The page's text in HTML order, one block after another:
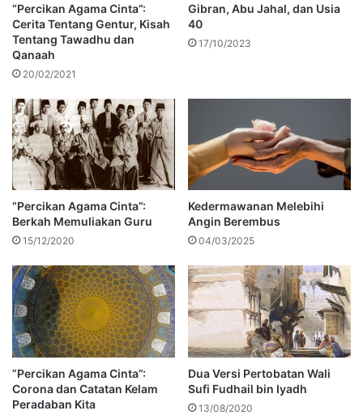
“Percikan Agama Cinta”:
Cerita Tentang Gentur, Kisah
Tentang Tawadhu dan
Qanaah
20/02/2021
Gibran, Abu Jahal, dan Usia
40
17/10/2023
“Percikan Agama Cinta”:
Berkah Memuliakan Guru
15/12/2020
Kedermawanan Melebihi
Angin Berembus
04/03/2025
”Percikan Agama Cinta”:
Corona dan Catatan Kelam
Peradaban Kita
Dua Versi Pertobatan Wali
Sufi Fudhail bin Iyadh
13/08/2020